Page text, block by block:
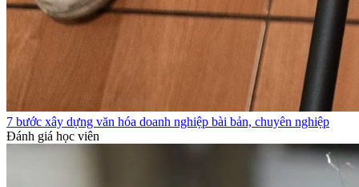
7 bước xây dựng văn hóa doanh nghiệp bài bản, chuyên nghiệp
Đánh giá học viên